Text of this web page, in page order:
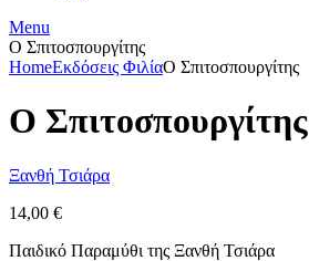
Menu
Ο Σπιτοσπουργίτης
HomeΕκδόσεις ΦιλίαΟ Σπιτοσπουργίτης
Ο Σπιτοσπουργίτης
Ξανθή Τσιάρα
14,00 €
Παιδικό Παραμύθι της Ξανθή Τσιάρα